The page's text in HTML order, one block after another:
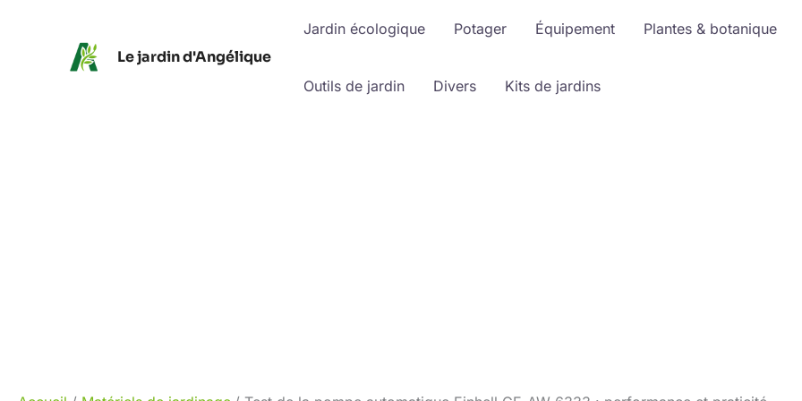
Le jardin d'Angélique
Jardin écologique Potager Équipement Plantes & botanique
Outils de jardin Divers Kits de jardins